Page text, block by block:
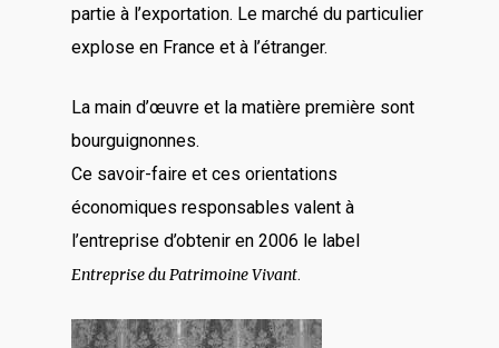
partie à l’exportation. Le marché du particulier
explose en France et à l’étranger.
La main d’œuvre et la matière première sont
bourguignonnes.
Ce savoir-faire et ces orientations
économiques responsables valent à
l’entreprise d’obtenir en 2006 le label
Entreprise du Patrimoine Vivant.